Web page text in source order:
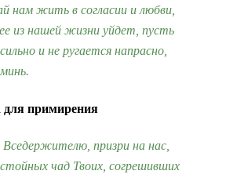
нам жить в согласии и любви,
из нашей жизни уйдет, пусть
и не ругается напрасно,
примирения
призри на нас,
чад Твоих, согрешивших